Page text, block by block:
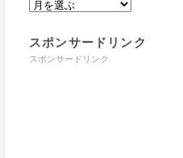
スポンサードリンク
スポンサードリンク